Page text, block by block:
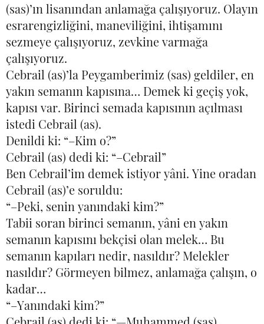
(sas)’ın lisanından anlamağa çalışıyoruz. Olayın
esrarengizliğini, maneviliğini, ihtişamını
sezmeye çalışıyoruz, zevkine varmağa
çalışıyoruz.
Cebrail (as)’la Peygamberimiz (sas) geldiler, en
yakın semanın kapısına… Demek ki geçiş yok,
kapısı var. Birinci semada kapısının açılması
istedi Cebrail (as).
Denildi ki: “–Kim o?”
Cebrail (as) dedi ki: “–Cebrail”
Ben Cebrail’im demek istiyor yâni. Yine oradan
Cebrail (as)’e soruldu:
“–Peki, senin yanındaki kim?”
Tabii soran birinci semanın, yâni en yakın
semanın kapısını bekçisi olan melek… Bu
semanın kapıları nedir, nasıldır? Melekler
nasıldır? Görmeyen bilmez, anlamağa çalışın, o
kadar…
“–Yanındaki kim?”